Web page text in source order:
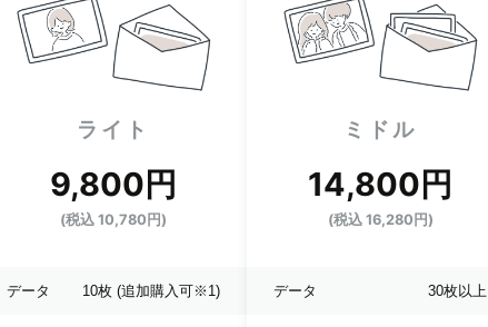
ライト
9,800円
(税込 10,780円)
データ 10枚 (追加購入可※1)
ミドル
14,800円
(税込 16,280円)
データ 30枚以上